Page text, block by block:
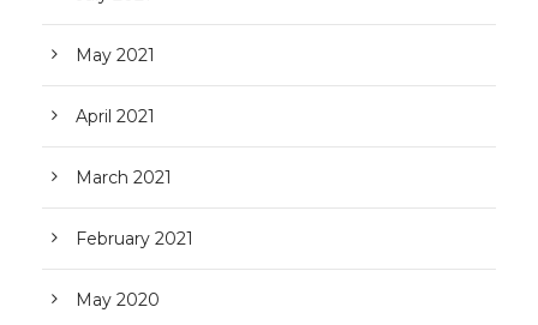
May 2021
April 2021
March 2021
February 2021
May 2020